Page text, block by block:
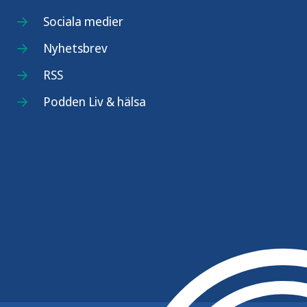
Sociala medier
Nyhetsbrev
RSS
Podden Liv & hälsa